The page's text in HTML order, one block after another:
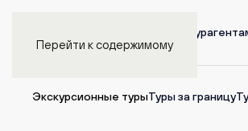
Перейти к содержимому
Экскурсионные турыТуры за границу